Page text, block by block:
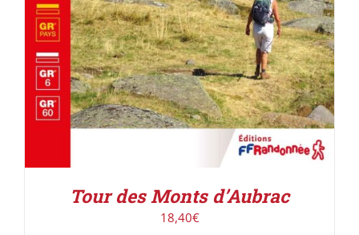
Tour des Monts d’Aubrac
18,40€